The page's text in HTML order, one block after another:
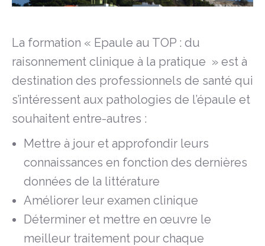
La formation « Epaule au TOP : du
raisonnement clinique à la pratique » est à
destination des professionnels de santé qui
s’intéressent aux pathologies de l’épaule et
souhaitent entre-autres :
Mettre à jour et approfondir leurs
connaissances en fonction des dernières
données de la littérature
Améliorer leur examen clinique
Déterminer et mettre en œuvre le
meilleur traitement pour chaque